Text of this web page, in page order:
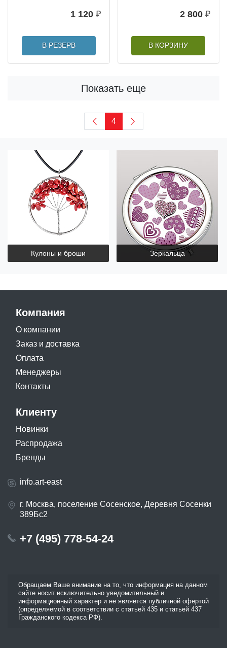
1 120 ₽
В РЕЗЕРВ
2 800 ₽
В КОРЗИНУ
Показать еще
4
Кулоны и броши Зеркальца
Компания
О компании
Заказ и доставка
Оплата
Менеджеры
Контакты
Клиенту
Новинки
Распродажа
Бренды
info.art-east
г. Москва, поселение Сосенское, Деревня Сосенки
389Бс2
+7 (495) 778-54-24
Обращаем Ваше внимание на то, что информация на данном
сайте носит исключительно уведомительный и
информационный характер и не является публичной офертой
(определяемой в соответствии с статьей 435 и статьей 437
Гражданского кодекса РФ).